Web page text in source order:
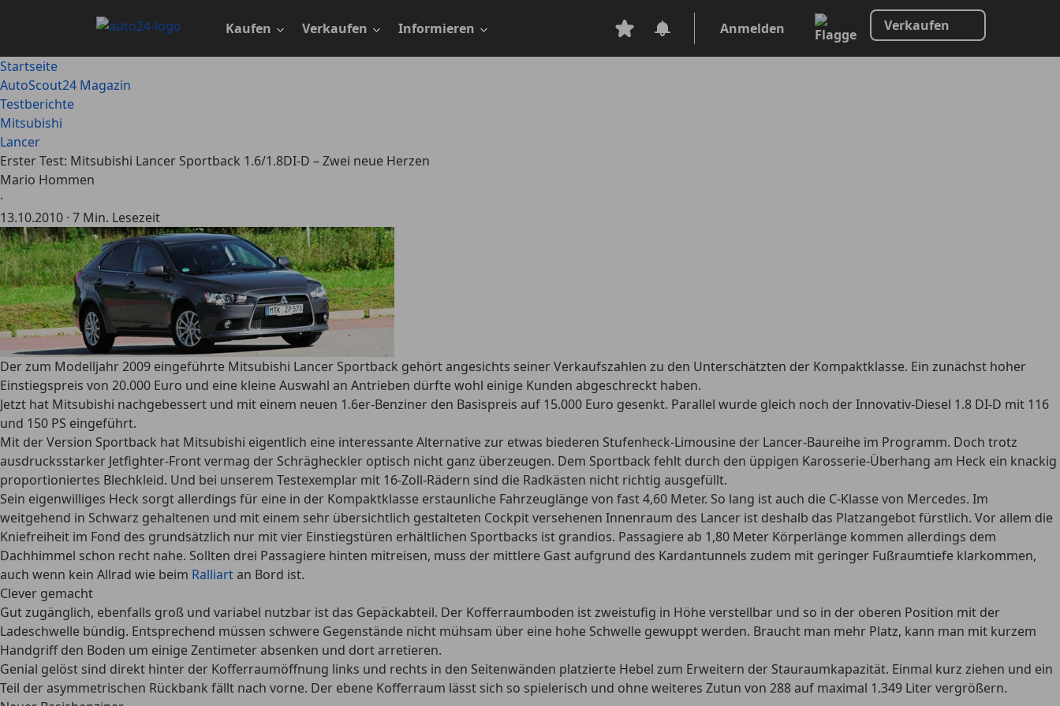
Kaufen Verkaufen Informieren Anmelden Verkaufen
Startseite
AutoScout24 Magazin
Testberichte
Mitsubishi
Lancer
Erster Test: Mitsubishi Lancer Sportback 1.6/1.8DI-D – Zwei neue Herzen
Mario Hommen
·
13.10.2010 · 7 Min. Lesezeit
Der zum Modelljahr 2009 eingeführte Mitsubishi Lancer Sportback gehört angesichts seiner Verkaufszahlen zu den Unterschätzten der Kompaktklasse. Ein zunächst hoher
Einstiegspreis von 20.000 Euro und eine kleine Auswahl an Antrieben dürfte wohl einige Kunden abgeschreckt haben.
Jetzt hat Mitsubishi nachgebessert und mit einem neuen 1.6er-Benziner den Basispreis auf 15.000 Euro gesenkt. Parallel wurde gleich noch der Innovativ-Diesel 1.8 DI-D mit 116
und 150 PS eingeführt.
Mit der Version Sportback hat Mitsubishi eigentlich eine interessante Alternative zur etwas biederen Stufenheck-Limousine der Lancer-Baureihe im Programm. Doch trotz
ausdrucksstarker Jetfighter-Front vermag der Schrägheckler optisch nicht ganz überzeugen. Dem Sportback fehlt durch den üppigen Karosserie-Überhang am Heck ein knackig
proportioniertes Blechkleid. Und bei unserem Testexemplar mit 16-Zoll-Rädern sind die Radkästen nicht richtig ausgefüllt.
Sein eigenwilliges Heck sorgt allerdings für eine in der Kompaktklasse erstaunliche Fahrzeuglänge von fast 4,60 Meter. So lang ist auch die C-Klasse von Mercedes. Im
weitgehend in Schwarz gehaltenen und mit einem sehr übersichtlich gestalteten Cockpit versehenen Innenraum des Lancer ist deshalb das Platzangebot fürstlich. Vor allem die
Kniefreiheit im Fond des grundsätzlich nur mit vier Einstiegstüren erhältlichen Sportbacks ist grandios. Passagiere ab 1,80 Meter Körperlänge kommen allerdings dem
Dachhimmel schon recht nahe. Sollten drei Passagiere hinten mitreisen, muss der mittlere Gast aufgrund des Kardantunnels zudem mit geringer Fußraumtiefe klarkommen,
auch wenn kein Allrad wie beim Ralliartan Bord ist.
Clever gemacht
Gut zugänglich, ebenfalls groß und variabel nutzbar ist das Gepäckabteil. Der Kofferraumboden ist zweistufig in Höhe verstellbar und so in der oberen Position mit der
Ladeschwelle bündig. Entsprechend müssen schwere Gegenstände nicht mühsam über eine hohe Schwelle gewuppt werden. Braucht man mehr Platz, kann man mit kurzem
Handgriff den Boden um einige Zentimeter absenken und dort arretieren.
Genial gelöst sind direkt hinter der Kofferraumöffnung links und rechts in den Seitenwänden platzierte Hebel zum Erweitern der Stauraumkapazität. Einmal kurz ziehen und ein
Teil der asymmetrischen Rückbank fällt nach vorne. Der ebene Kofferraum lässt sich so spielerisch und ohne weiteres Zutun von 288 auf maximal 1.349 Liter vergrößern.